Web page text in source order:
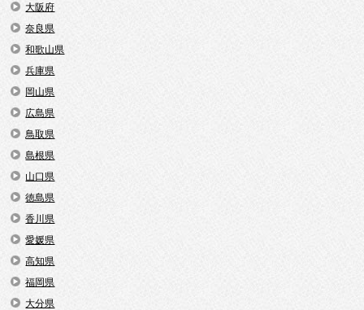
大阪府
奈良県
和歌山県
兵庫県
岡山県
広島県
鳥取県
島根県
山口県
徳島県
香川県
愛媛県
高知県
福岡県
大分県